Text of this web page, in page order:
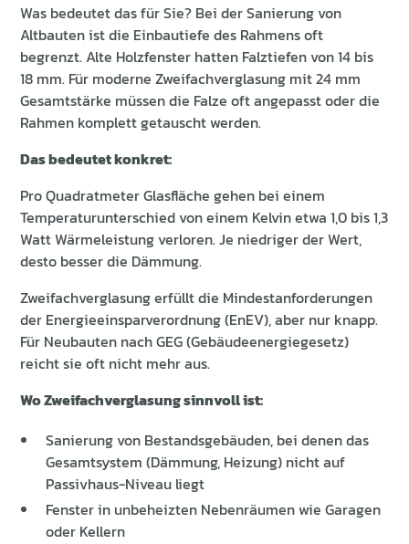
Was bedeutet das für Sie? Bei der Sanierung von
Altbauten ist die Einbautiefe des Rahmens oft
begrenzt. Alte Holzfenster hatten Falztiefen von 14 bis
18 mm. Für moderne Zweifachverglasung mit 24 mm
Gesamtstärke müssen die Falze oft angepasst oder die
Rahmen komplett getauscht werden.
Das bedeutet konkret:
Pro Quadratmeter Glasfläche gehen bei einem
Temperaturunterschied von einem Kelvin etwa 1,0 bis 1,3
Watt Wärmeleistung verloren. Je niedriger der Wert,
desto besser die Dämmung.
Zweifachverglasung erfüllt die Mindestanforderungen
der Energieeinsparverordnung (EnEV), aber nur knapp.
Für Neubauten nach GEG (Gebäudeenergiegesetz)
reicht sie oft nicht mehr aus.
Wo Zweifachverglasung sinnvoll ist:
Sanierung von Bestandsgebäuden, bei denen das
Gesamtsystem (Dämmung, Heizung) nicht auf
Passivhaus-Niveau liegt
Fenster in unbeheizten Nebenräumen wie Garagen
oder Kellern